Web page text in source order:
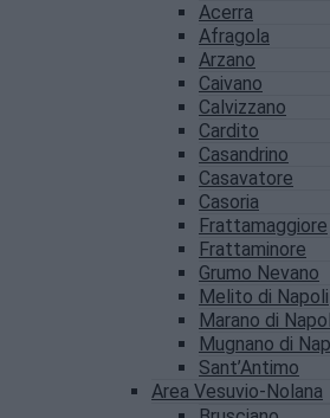
Acerra
Afragola
Arzano
Caivano
Calvizzano
Cardito
Casandrino
Casavatore
Casoria
Frattamaggiore
Frattaminore
Grumo Nevano
Melito di Napoli
Marano di
Mugnano di
Sant’Antimo
Area Vesuvio-Nolana